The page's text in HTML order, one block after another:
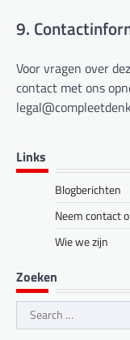
9.
Voor vragen over
contact met ons
Links
Blogberichten
Neem contact
Wie we zijn
Zoeken
Search
for: